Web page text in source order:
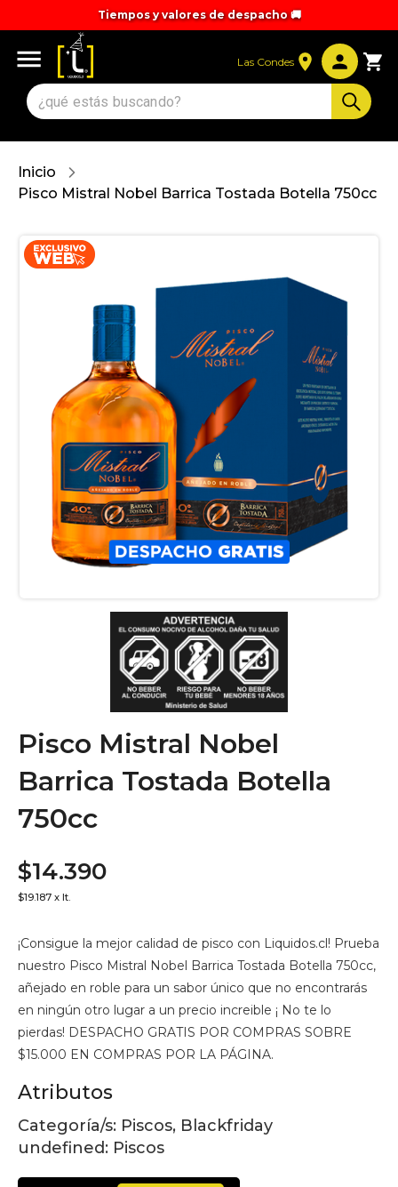
Tiempos y valores de despacho 🚚
Las Condes
Inicio
Pisco Mistral Nobel Barrica Tostada Botella 750cc
Pisco Mistral Nobel
Barrica Tostada Botella
750cc
$14.390
$19.187 x lt.
¡Consigue la mejor calidad de pisco con Liquidos.cl! Prueba
nuestro Pisco Mistral Nobel Barrica Tostada Botella 750cc,
añejado en roble para un sabor único que no encontrarás
en ningún otro lugar a un precio increible ¡ No te lo
pierdas! DESPACHO GRATIS POR COMPRAS SOBRE
$15.000 EN COMPRAS POR LA PÁGINA.
Atributos
Categoría/s: Piscos, Blackfriday
undefined: Piscos